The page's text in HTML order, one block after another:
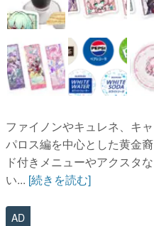
ファイノンやキュレネ、キ
パロス編を中心とした黄金
ド付きメニューやアクスタ
い... [続きを読む]
AD